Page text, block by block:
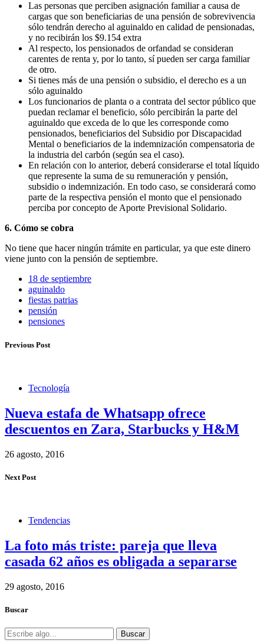
Las personas que perciben asignación familiar a causa de
cargas que son beneficiarias de una pensión de sobrevivencia
sólo tendrán derecho al aguinaldo en calidad de pensionadas,
y no recibirán los $9.154 extra
Al respecto, los pensionados de orfandad se consideran
carentes de renta y, por lo tanto, sí pueden ser carga familiar
de otro.
Si tienes más de una pensión o subsidio, el derecho es a un
sólo aguinaldo
Los funcionarios de planta o a contrata del sector público que
puedan reclamar el beneficio, sólo percibirán la parte del
aguinaldo que exceda de lo que les corresponde como
pensionados, beneficiarios del Subsidio por Discapacidad
Mental o beneficiarios de la indemnización compensatoria de
la industria del carbón (según sea el caso).
En relación con lo anterior, deberá considerarse el total líquido
que represente la suma de su remuneración y pensión,
subsidio o indemnización. En todo caso, se considerará como
parte de la respectiva pensión el monto que el pensionado
perciba por concepto de Aporte Previsional Solidario.
6. Cómo se cobra
No tiene que hacer ningún trámite en particular, ya que este dinero
viene junto con la pensión de septiembre.
18 de septiembre
aguinaldo
fiestas patrias
pensión
pensiones
Previous Post
Tecnología
Nueva estafa de Whatsapp ofrece
descuentos en Zara, Starbucks y H&M
26 agosto, 2016
Next Post
Tendencias
La foto más triste: pareja que lleva
casada 62 años es obligada a separarse
29 agosto, 2016
Buscar
Buscar